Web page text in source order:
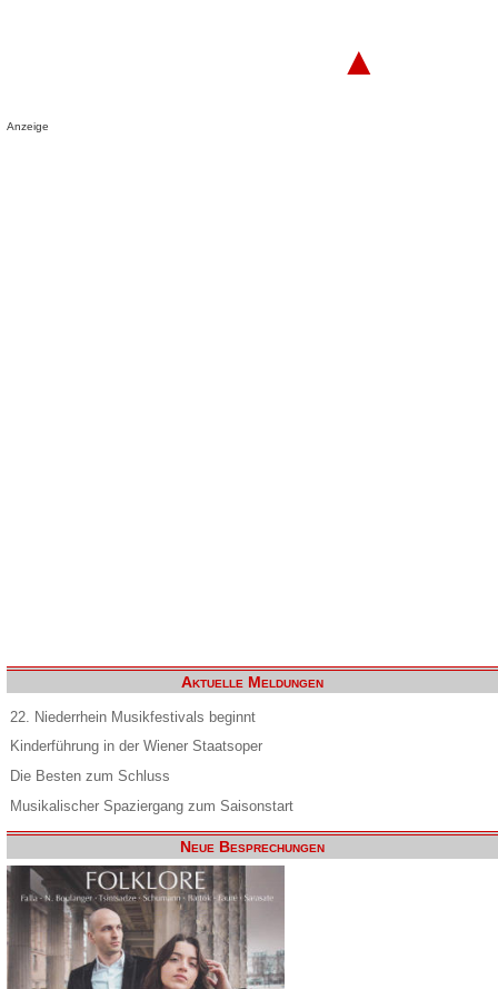
▲
Anzeige
Aktuelle Meldungen
22. Niederrhein Musikfestivals beginnt
Kinderführung in der Wiener Staatsoper
Die Besten zum Schluss
Musikalischer Spaziergang zum Saisonstart
Neue Besprechungen